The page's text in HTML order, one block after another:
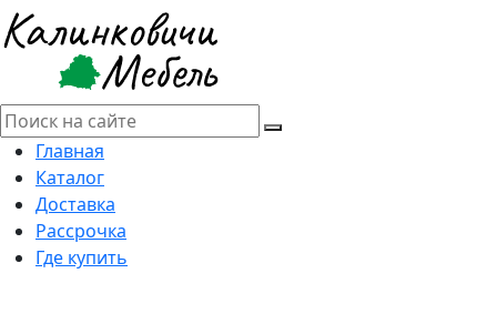
Главная
Каталог
Доставка
Рассрочка
Где купить